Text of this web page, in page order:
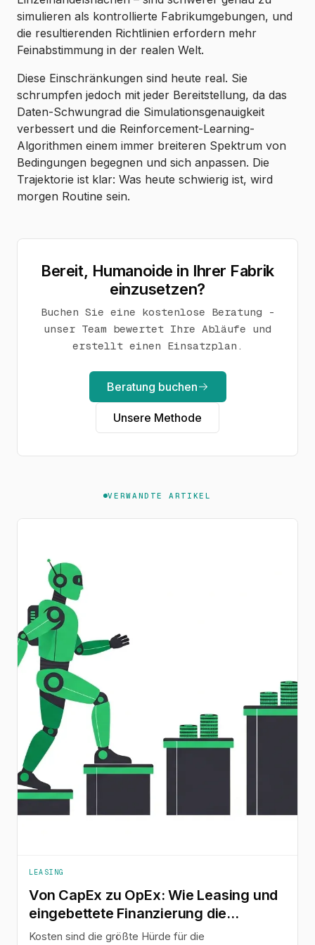
simulieren als kontrollierte Fabrikumgebungen, und
die resultierenden Richtlinien erfordern mehr
Feinabstimmung in der realen Welt.
Diese Einschränkungen sind heute real. Sie
schrumpfen jedoch mit jeder Bereitstellung, da das
Daten-Schwungrad die Simulationsgenauigkeit
verbessert und die Reinforcement-Learning-
Algorithmen einem immer breiteren Spektrum von
Bedingungen begegnen und sich anpassen. Die
Trajektorie ist klar: Was heute schwierig ist, wird
morgen Routine sein.
Bereit, Humanoide in Ihrer Fabrik
einzusetzen?
Buchen Sie eine kostenlose Beratung -
unser Team bewertet Ihre Abläufe und
erstellt einen Einsatzplan.
Beratung buchen
Unsere Methode
VERWANDTE ARTIKEL
LEASING
Von CapEx zu OpEx: Wie Leasing und
eingebettete Finanzierung die
Einführung von Humanoiden
Kosten sind die größte Hürde für die